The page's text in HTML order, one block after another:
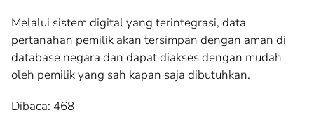
Melalui sistem digital yang terintegrasi, data
pertanahan pemilik akan tersimpan dengan aman di
database negara dan dapat diakses dengan mudah
oleh pemilik yang sah kapan saja dibutuhkan.
Dibaca: 468